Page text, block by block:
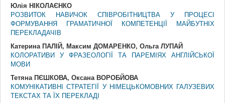
Юлія НІКОЛАЄНКО
РОЗВИТОК НАВИЧОК СПІВРОБІТНИЦТВА У ПРОЦЕСІ
ФОРМУВАННЯ ГРАМАТИЧНОЇ КОМПЕТЕНЦІЇ МАЙБУТНІХ
ПЕРЕКЛАДАЧІВ
Катерина ПАЛІЙ, Максим ДОМАРЕНКО, Ольга ЛУПАЙ
КОЛОРАТИВИ У ФРАЗЕОЛОГІЇ ТА ПАРЕМІЯХ АНГЛІЙСЬКОЇ
МОВИ
Тетяна ПЄШКОВА, Оксана ВОРОБЙОВА
КОМУНІКАТИВНІ СТРАТЕГІЇ У НІМЕЦЬКОМОВНИХ ГАЛУЗЕВИХ
ТЕКСТАХ ТА ЇХ ПЕРЕКЛАДІ